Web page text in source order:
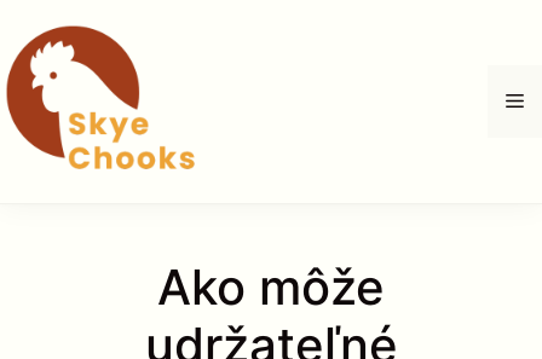
na
obsah
Ako môže
udržateľné